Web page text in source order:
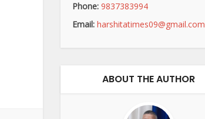
Phone: 9837383994
Email: harshitatimes09@gmail.com
ABOUT THE AUTHOR